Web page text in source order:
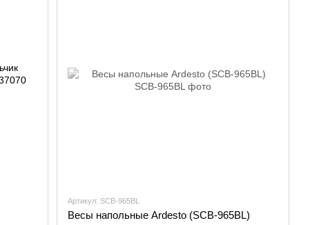
Артикул: SCB-965BL
Весы напольные Ardesto (SCB-965BL)